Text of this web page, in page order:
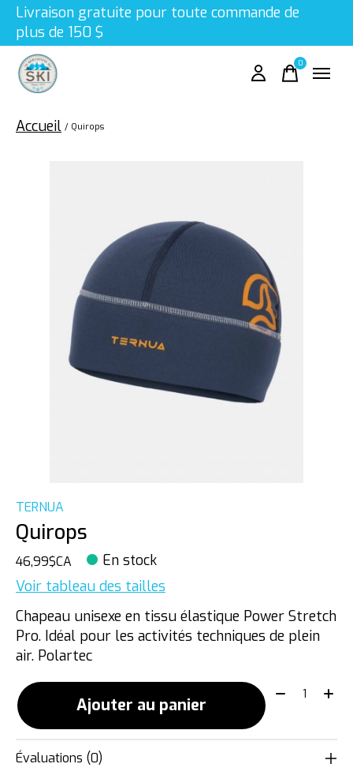
Livraison gratuite pour toute commande de
plus de 150 $
0items
Accueil / Quirops
TERNUA
Quirops
46,99$CA En stock
Voir tableau des tailles
Chapeau unisexe en tissu élastique Power Stretch
Pro. Idéal pour les activités techniques de plein
air. Polartec
Ajouter au panier
Quantité:
Évaluations (0)